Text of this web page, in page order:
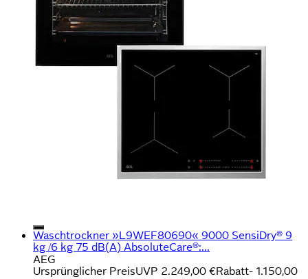
Waschtrockner »L9WEF80690« 9000 SensiDry® 9
kg /6 kg 75 dB(A) AbsoluteCare®:...
AEG
Ursprünglicher PreisUVP 2.249,00 €Rabatt- 1.150,00